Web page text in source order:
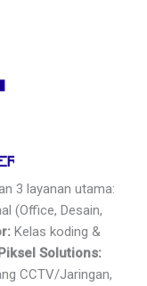
3 layanan utama:
(Office, Desain,
Kelas koding &
Solutions:
CCTV/Jaringan,